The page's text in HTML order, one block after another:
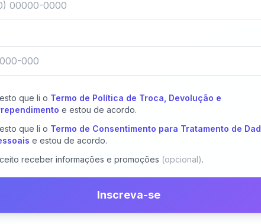
que li o Termo de Política de Troca, Devolução e
e estou de acordo.
que li o Termo de Consentimento para Tratamento de
e estou de acordo.
receber informações e promoções (opcional).
Inscreva-se